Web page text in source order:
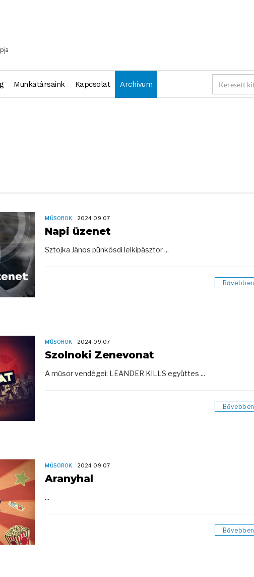
Munkatársaink Kapcsolat Archívum
MŰSOROK 2024.09.07
Napi üzenet
Sztojka János pünkösdi lelkipásztor ...
Bővebben
MŰSOROK 2024.09.07
Szolnoki Zenevonat
A műsor vendégei: LEANDER KILLS együttes ...
Bővebben
MŰSOROK 2024.09.07
Aranyhal
...
Bővebben